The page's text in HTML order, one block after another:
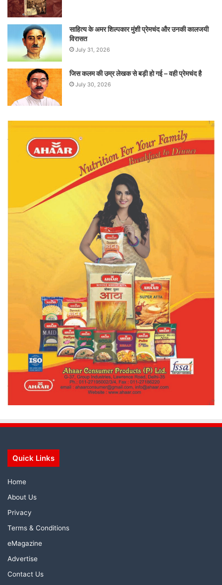
साहित्य के अमर शिल्पकार मुंशी प्रेमचंद और उनकी कालजयी
विरासत
July 31, 2026
जिस कलम की उम्र लेखक से बड़ी हो गई – वही प्रेमचंद है
July 30, 2026
Quick Links
Home
About Us
Privacy
Terms & Conditions
eMagazine
Advertise
Contact Us